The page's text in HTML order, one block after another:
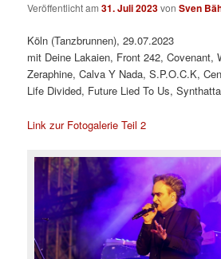
Veröffentlicht am31. Juli 2023vonSven
Köln (Tanzbrunnen), 29.07.2023
mit Deine Lakaien, Front 242, Covenant,
Zeraphine, Calva Y Nada, S.P.O.C.K,
Life Divided, Future Lied To Us,
Link zur Fotogalerie Teil 2